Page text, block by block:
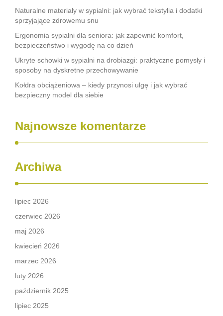
Naturalne materiały w sypialni: jak wybrać tekstylia i dodatki
sprzyjające zdrowemu snu
Ergonomia sypialni dla seniora: jak zapewnić komfort,
bezpieczeństwo i wygodę na co dzień
Ukryte schowki w sypialni na drobiazgi: praktyczne pomysły i
sposoby na dyskretne przechowywanie
Kołdra obciążeniowa – kiedy przynosi ulgę i jak wybrać
bezpieczny model dla siebie
Najnowsze komentarze
Archiwa
lipiec 2026
czerwiec 2026
maj 2026
kwiecień 2026
marzec 2026
luty 2026
październik 2025
lipiec 2025